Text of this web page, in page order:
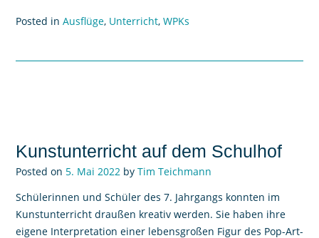
Posted in Ausflüge, Unterricht, WPKs
Kunstunterricht auf dem Schulhof
Posted on 5. Mai 2022 by Tim Teichmann
Schülerinnen und Schüler des 7. Jahrgangs konnten im
Kunstunterricht draußen kreativ werden. Sie haben ihre
eigene Interpretation einer lebensgroßen Figur des Pop-Art-